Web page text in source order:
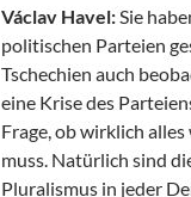
Václav Havel:Sie
politischen Parteien
Tschechien auch
eine Krise des
Frage, ob wirklich
muss. Natürlich sind
Pluralismus in jeder